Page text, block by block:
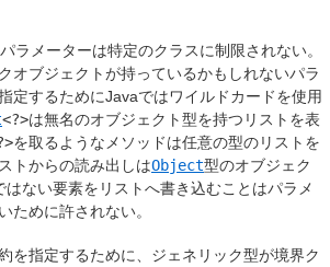
ラメーターは特定のクラスに制限されない。
オブジェクトが持っているかもしれないパラ
定するためにJavaではワイルドカードを使用
<?>は無名のオブジェクト型を持つリストを表
を取るようなメソッドは任意の型のリストを
トからの読み出しはObject型のオブジェク
はない要素をリストへ書き込むことはパラメ
ために許されない。
を指定するために、ジェネリック型が境界ク